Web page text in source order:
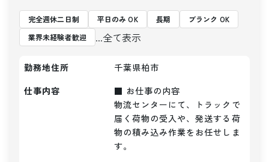
完全週休二日制 平日のみ OK 長期
ブランク OK
業界未経験者歓迎
...全て表示
勤務地住所
千葉県柏市
仕事内容
■ お仕事の内容
物流センターにて、トラックで
届く荷物の受入や、発送する荷
物の積み込み作業をお任せしま
す。